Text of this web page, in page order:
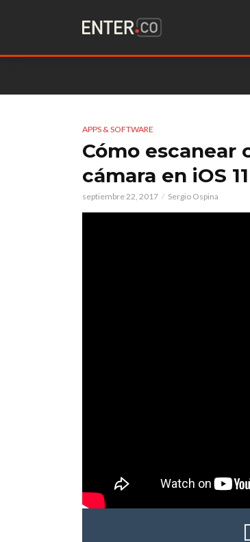
APPS & SOFTWARE
Cómo escanear
cámara en iOS 11
septiembre 22, 2017 Sergio Ospina